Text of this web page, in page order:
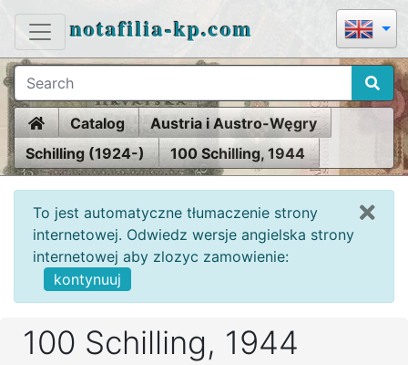
notafilia-kp.com
HomeCatalog
Austria i Austro-Węgry
Schilling (1924-)
100 Schilling, 1944
To jest automatyczne tłumaczenie strony
internetowej. Odwiedz wersje angielska strony
internetowej aby zlozyc zamowienie:
kontynuuj
100 Schilling, 1944